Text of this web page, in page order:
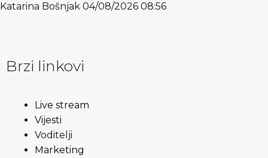
Katarina Bošnjak 04/08/2026 08:56
Brzi linkovi
Live stream
Vijesti
Voditelji
Marketing